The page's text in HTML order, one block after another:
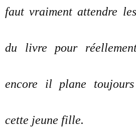
faut vraiment attendre
du livre pour
encore il plane
cette jeune fille.